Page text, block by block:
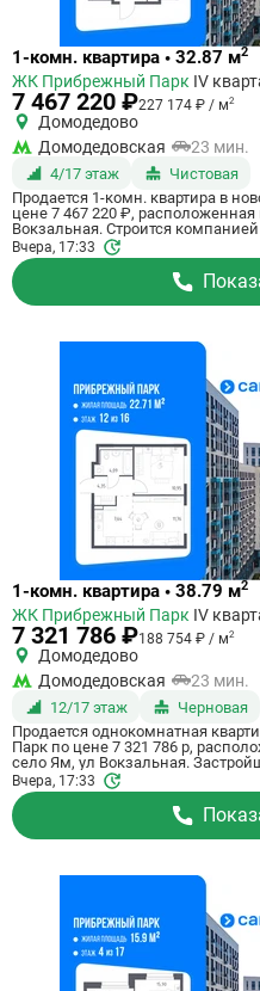
Ссылка
квартиру
1-комн. квартира • 32.87 м2
ЖК Прибрежный Парк IV
7 467 220 ₽227 174 ₽ / м2
Домодедово
Домодедовская
23 мин.
4/17 этаж
Чистовая
Продается 1-комн. квартира в
цене 7 467 220 ₽,
Вокзальная. Строится
сдается в 4 квартале 2028 года с
машине от метро
кв. м. Этаж 4 из 17. ID квартиры
когда будете звонить.
Вчера, 17:33
Ссылка
квартиру
1-комн. квартира • 38.79 м2
ЖК Прибрежный Парк IV
7 321 786 ₽188 754 ₽ / м2
Домодедово
Домодедовская
23 мин.
12/17 этаж
Черновая
Продается однокомнатная
Парк по цене 7 321 786 р,
село Ям, ул Вокзальная.
Квартира сдается в IV квартале
минутах на машине от метро
квартиры - 38.79 м². Этаж 12 из
сообщите его когда будете
Вчера, 17:33